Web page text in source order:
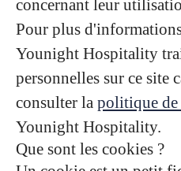
concernant leur
Pour plus
Younight Hospitality
personnelles sur ce site
consulter la politique
Younight Hospitality.
Que sont les cookies ?